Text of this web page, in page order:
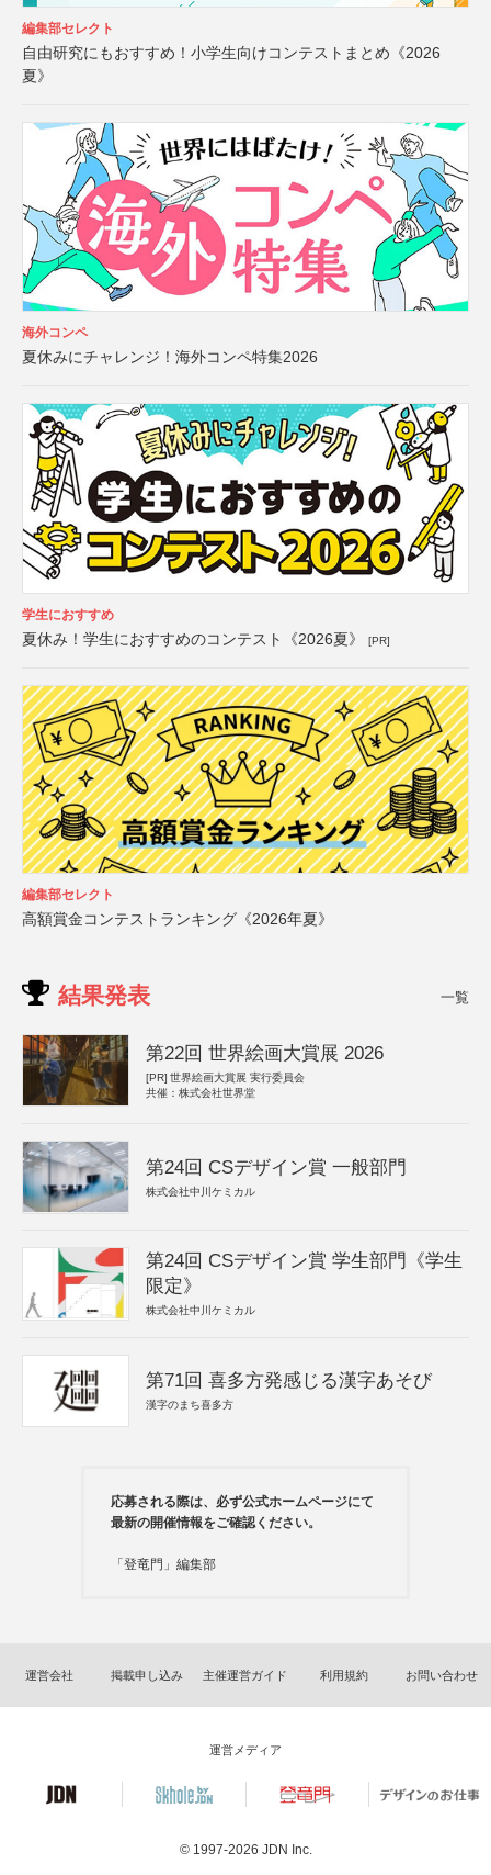
編集部セレクト
自由研究にもおすすめ！小学生向けコンテストまとめ《2026
夏》
海外コンペ
夏休みにチャレンジ！海外コンペ特集2026
学生におすすめ
夏休み！学生におすすめのコンテスト《2026夏》 [PR]
編集部セレクト
高額賞金コンテストランキング《2026年夏》
結果発表 一覧
第22回 世界絵画大賞展 2026
[PR] 世界絵画大賞展 実行委員会
共催：株式会社世界堂
第24回 CSデザイン賞 一般部門
株式会社中川ケミカル
第24回 CSデザイン賞 学生部門《学生
限定》
株式会社中川ケミカル
第71回 喜多方発感じる漢字あそび
漢字のまち喜多方
応募される際は、必ず公式ホームページにて
最新の開催情報をご確認ください。
「登竜門」編集部
運営会社 掲載申し込み 主催運営ガイド 利用規約 お問い合わせ
運営メディア
© 1997-2026 JDN Inc.